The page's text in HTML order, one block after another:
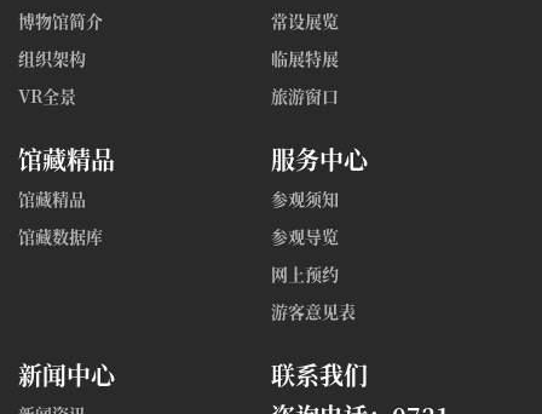
博物馆简介
组织架构
VR全景
常设展览
临展特展
旅游窗口
馆藏精品
馆藏精品
馆藏数据库
服务中心
参观须知
参观导览
网上预约
游客意见表
新闻中心
联系我们